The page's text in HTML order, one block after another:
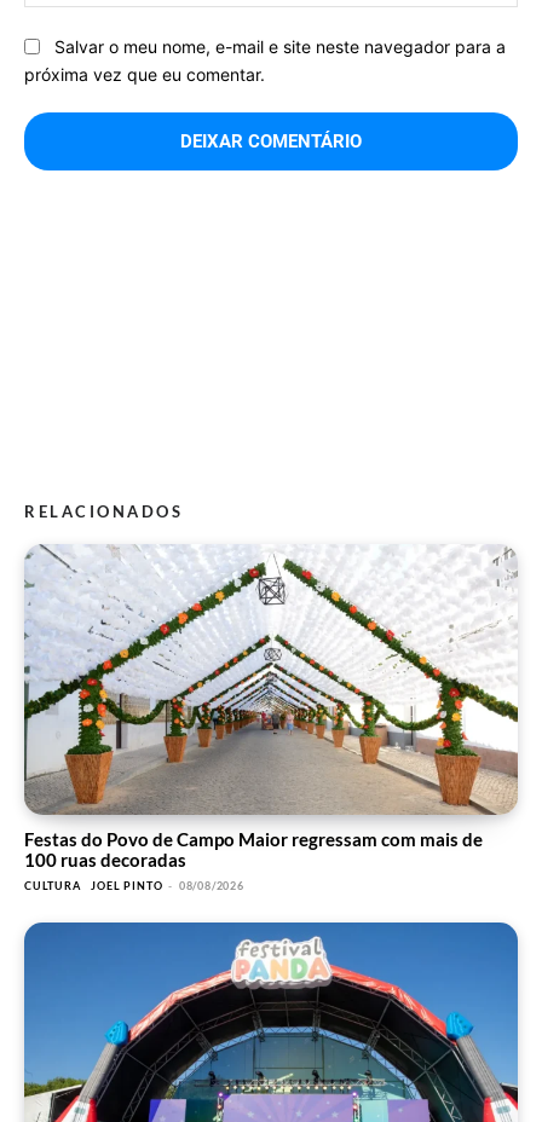
Salvar o meu nome, e-mail e site neste navegador para a
próxima vez que eu comentar.
RELACIONADOS
Festas do Povo de Campo Maior regressam com mais de
100 ruas decoradas
CULTURA JOEL PINTO - 08/08/2026